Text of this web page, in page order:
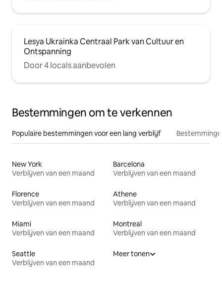
Lesya Ukrainka Centraal Park van Cultuur en
Ontspanning
Door 4 locals aanbevolen
Bestemmingen om te verkennen
Populaire bestemmingen voor een lang verblijf
New York
Verblijven van een maand
Barcelona
Verblijven van een maand
Florence
Verblijven van een maand
Athene
Verblijven van een maand
Miami
Verblijven van een maand
Montreal
Verblijven van een maand
Seattle
Verblijven van een maand
Meer tonen